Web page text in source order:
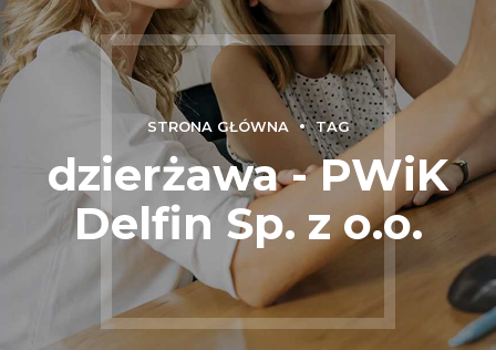
STRONA GŁÓWNA TAG
dzierżawa - PWiK
Delfin Sp. z o.o.